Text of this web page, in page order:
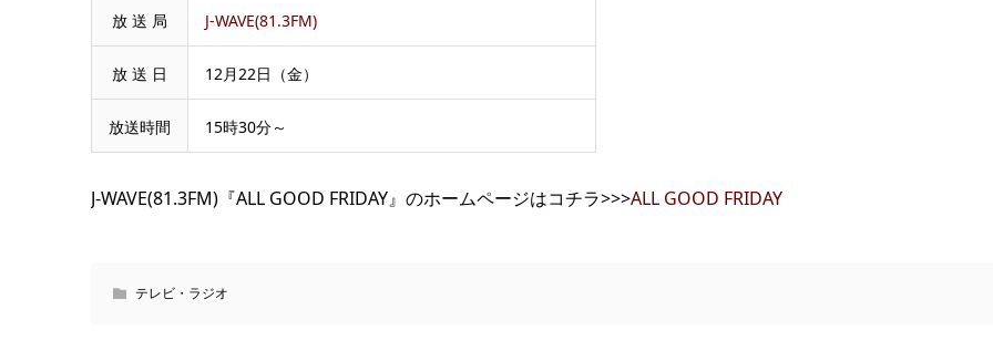
放 送 局 J-WAVE(81.3FM)
放 送 日 12月22日（金）
放送時間 15時30分～
J-WAVE(81.3FM)『ALL GOOD FRIDAY』のホームページはコチラ>>>ALL GOOD FRIDAY
テレビ・ラジオ